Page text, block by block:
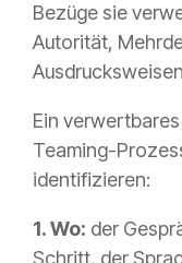
Bezüge sie
Autorität,
Ein
Teaming-
identifizieren:
1. Wo: der
Schritt, der